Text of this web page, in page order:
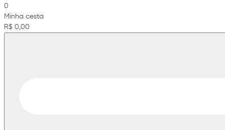
0
Minha cesta
R$ 0,00